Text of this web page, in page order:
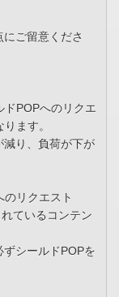
ご留意くださ
ドPOPへのリクエ
ます。
減り、負荷が下が
リクエスト
ているコンテン
シールドPOPを